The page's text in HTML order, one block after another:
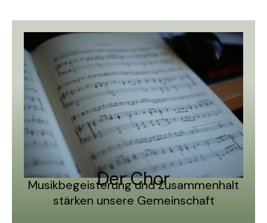
Der Chor
Musikbegeisterung und Zusammenhalt
stärken unsere Gemeinschaft